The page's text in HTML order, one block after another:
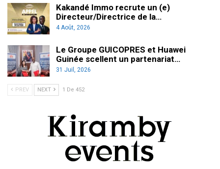
Kakandé Immo recrute un (e)
Directeur/Directrice de la…
4 Août, 2026
Le Groupe GUICOPRES et Huawei
Guinée scellent un partenariat…
31 Juil, 2026
PREV NEXT 1 De 452